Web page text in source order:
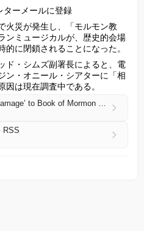
ターメールに登録
火災が発生し、「モルモン教
ンミュージカルが、歴史的会場
に閉鎖されることになった。
ド・シムズ副署長によると、電
ン・オニール・シアターに「相
因は現在調査中である。
Fire causes ‘substantial damage’ to Book of Mormon theater in New York
RSS